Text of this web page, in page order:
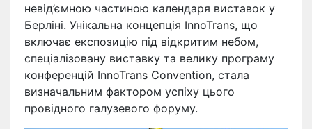
невід’ємною частиною календаря виставок у
Берліні. Унікальна концепція InnoTrans, що
включає експозицію під відкритим небом,
спеціалізовану виставку та велику програму
конференцій InnoTrans Convention, стала
визначальним фактором успіху цього
провідного галузевого форуму.